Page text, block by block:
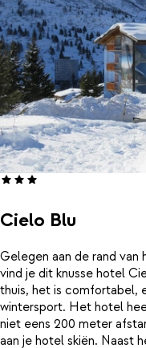
Cielo Blu
Gelegen aan de rand van
vind je dit knusse hotel
thuis, het is comfortabel,
wintersport. Het hotel
niet eens 200 meter
aan je hotel skiën. Naast